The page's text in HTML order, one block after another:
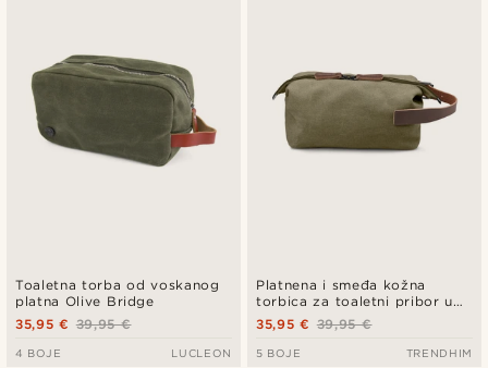
Toaletna torba od voskanog
platna Olive Bridge
39,95 €
35,95 €
4 BOJE LUCLEON
Platnena i smeđa kožna
torbica za toaletni pribor u
vojno zelenoj boji
39,95 €
35,95 €
5 BOJE TRENDHIM